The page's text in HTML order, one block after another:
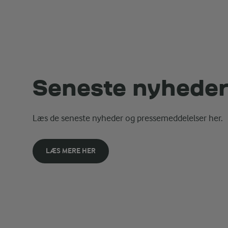
Seneste nyheder
Læs de seneste nyheder og pressemeddelelser her.
LÆS MERE HER